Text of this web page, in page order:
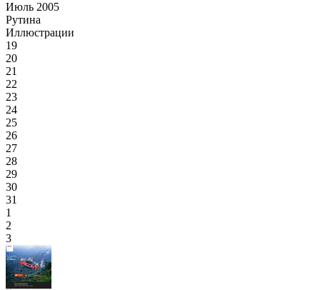
Июль 2005
Рутина
Иллюстрации
19
20
21
22
23
24
25
26
27
28
29
30
31
1
2
3